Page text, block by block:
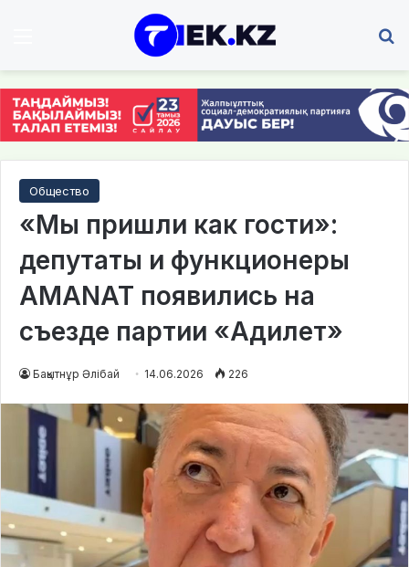
Общество
«Мы пришли как гости»:
депутаты и функционеры
AMANAT появились на
съезде партии «Адилет»
Бақытнұр Әлібай 14.06.2026 226